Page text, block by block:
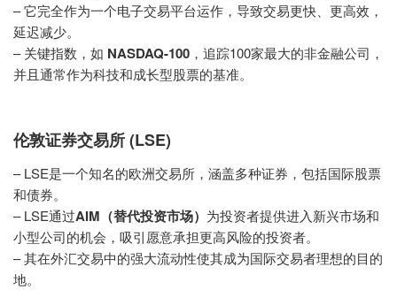
– 它完全作为一个电子交易平台运作，导致交易更快、更高效，
延迟减少。
– 关键指数，如 NASDAQ-100 ，追踪100家最大的非金融公司，
并且通常作为科技和成长型股票的基准。
伦敦证券交易所 (LSE)
– LSE是一个知名的欧洲交易所，涵盖多种证券，包括国际股票
和债券。
– LSE通过AIM（替代投资市场） 为投资者提供进入新兴市场和
小型公司的机会，吸引愿意承担更高风险的投资者。
– 其在外汇交易中的强大流动性使其成为国际交易者理想的目的
地。